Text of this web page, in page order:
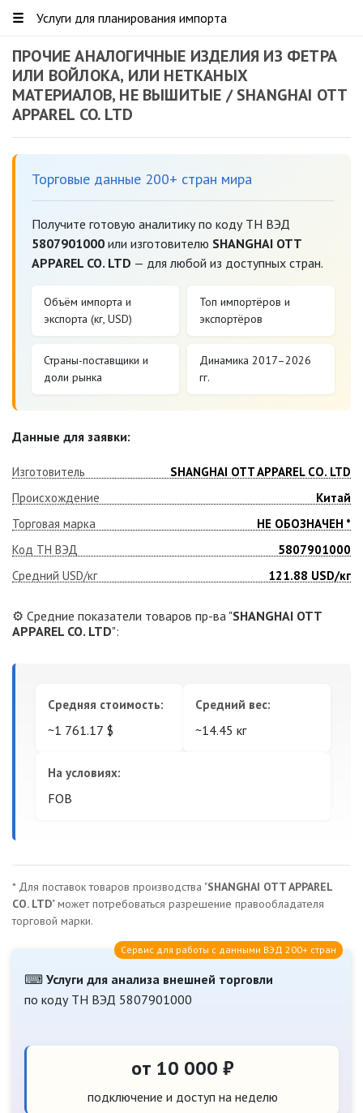
☰ Услуги для планирования импорта
ПРОЧИЕ АНАЛОГИЧНЫЕ ИЗДЕЛИЯ ИЗ ФЕТРА
ИЛИ ВОЙЛОКА, ИЛИ НЕТКАНЫХ
МАТЕРИАЛОВ, НЕ ВЫШИТЫЕ / SHANGHAI OTT
APPAREL CO. LTD
Торговые данные 200+ стран мира
Получите готовую аналитику по коду ТН ВЭД
5807901000 или изготовителю SHANGHAI OTT
APPAREL CO. LTD — для любой из доступных стран.
Объём импорта и
экспорта (кг, USD)
Топ импортёров и
экспортёров
Страны-поставщики и
доли рынка
Динамика 2017–2026
гг.
Данные для заявки:
Изготовитель
SHANGHAI OTT APPAREL CO. LTD
Происхождение
Китай
Торговая марка
НЕ ОБОЗНАЧЕН *
Код ТН ВЭД
5807901000
Средний USD/кг
121.88 USD/кг
⚙️ Средние показатели товаров пр-ва "SHANGHAI OTT
APPAREL CO. LTD":
Средняя стоимость:
~1 761.17 $
Средний вес:
~14.45 кг
На условиях:
FOB
* Для поставок товаров производства "SHANGHAI OTT APPAREL
CO. LTD" может потребоваться разрешение правообладателя
торговой марки.
⌨ Услуги для анализа внешней торговли
по коду ТН ВЭД 5807901000
Сервис для работы с данными ВЭД 200+ стран
от 10 000 ₽
подключение и доступ на неделю